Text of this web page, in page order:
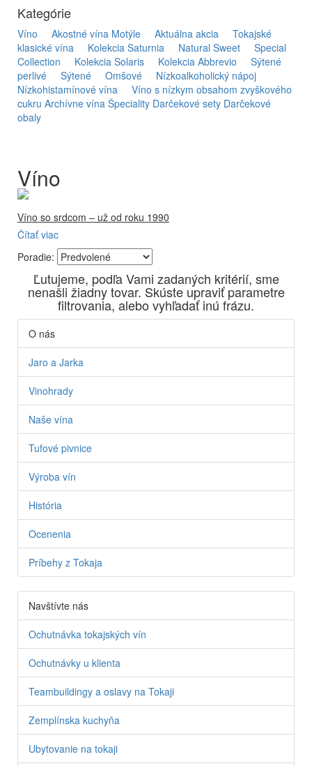
Kategórie
Víno Akostné vína Motýle Aktuálna akcia
Tokajské
klasické vína
Kolekcia Saturnia Natural Sweet
Special
Collection
Kolekcia Solaris Kolekcia Abbrevio
Sýtené
perlivé
Sýtené Omšové
Nízkoalkoholický nápoj
Nízkohistamínové vína
Víno s nízkym obsahom zvyškového
cukru Archívne vína Špeciality Darčekové sety Darčekové
obaly
Víno
Víno so srdcom – už od roku 1990
Firma Ostrožovič je najstaršou privátnou firmou na
slovenskom Tokaji.
Vyrábame kvalitné odrodové a výberové vína. Ako prví sme
priniesli na slovenský trh sólo spracované vína z tokajských
odrôd Furmint, Lipovina a Muškát žltý reduktívnou
technológiou. Hrozno spracúvame najmodernejšími
technológiami, vrátane riadenej fermentácie.
Čítať viac
Poradie:
Ľutujeme, podľa Vami zadaných kritérií, sme
nenašli žiadny tovar. Skúste upraviť parametre
filtrovania, alebo vyhľadať inú frázu.
O nás
Jaro a Jarka
Vinohrady
Naše vína
Tufové pivnice
Výroba vín
História
Ocenenia
Príbehy z Tokaja
Navštívte nás
Ochutnávka tokajských vín
Ochutnávky u klienta
Teambuildingy a oslavy na Tokaji
Zemplínska kuchyňa
Ubytovanie na tokaji